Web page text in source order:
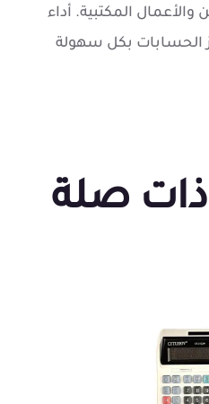
المكتبية. أداء
الحسابات بكل سهولة
صلة